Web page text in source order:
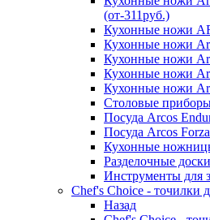
(от-311руб.)
Кухонные ножи
Кухонные ножи
Кухонные ножи
Кухонные ножи
Кухонные ножи
Столовые
Посуда Arcos
Посуда Arcos Forza
Кухонные
Разделочные
Инструменты для
Chef's Choice - точилки
Назад